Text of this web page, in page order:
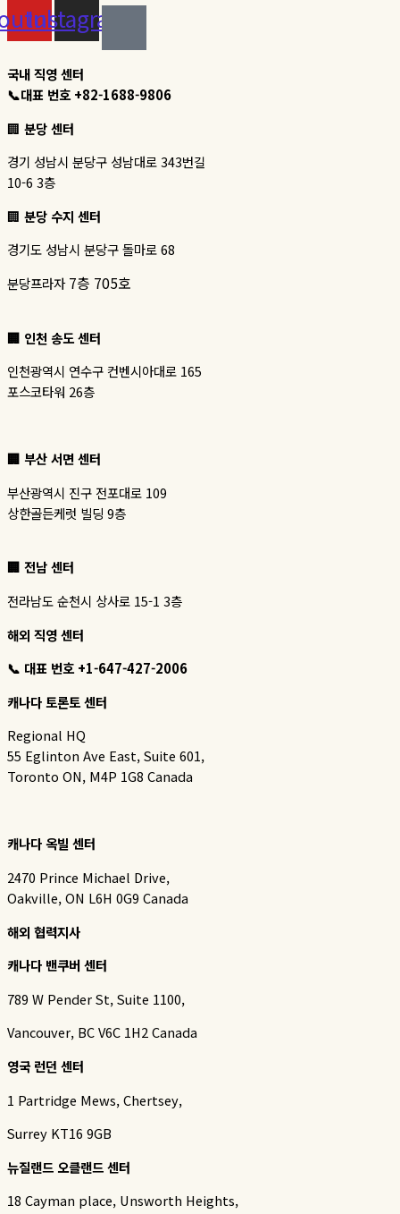
Instagram
국내 직영 센터
📞대표 번호 +82-1688-9806
🏢 분당 센터
경기 성남시 분당구 성남대로 343번길
10-6 3층
🏢 분당 수지 센터
경기도 성남시 분당구 돌마로 68
분당프라자7층 705호
🏢 인천 송도 센터
인천광역시 연수구 컨벤시아대로 165
포스코타워 26층
🏢 부산 서면 센터
부산광역시 진구 전포대로 109
상한골든케럿 빌딩 9층
🏢 전남 센터
전라남도 순천시 상사로 15-1 3층
해외 직영 센터
📞 대표 번호 +1-647-427-2006
캐나다 토론토 센터
Regional HQ
55 Eglinton Ave East, Suite 601,
Toronto ON, M4P 1G8 Canada
캐나다 옥빌 센터
2470 Prince Michael Drive,
Oakville, ON L6H 0G9 Canada
해외 협력지사
캐나다 밴쿠버 센터
789 W Pender St, Suite 1100,
Vancouver, BC V6C 1H2 Canada
영국 런던 센터
1 Partridge Mews, Chertsey,
Surrey KT16 9GB
뉴질랜드 오클랜드 센터
18 Cayman place, Unsworth Heights,